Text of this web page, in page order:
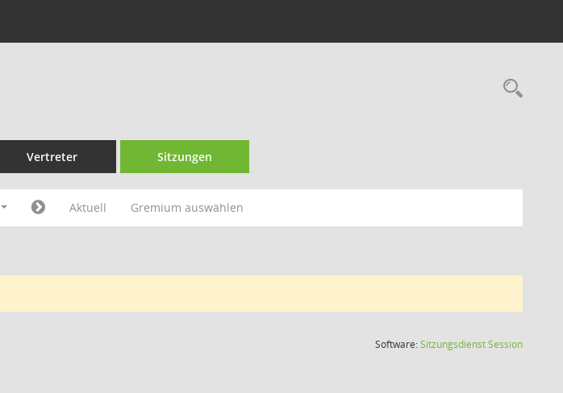
Vertreter Sitzungen
Aktuell Gremium auswählen
Software:SitzungsdienstSession(Wird in